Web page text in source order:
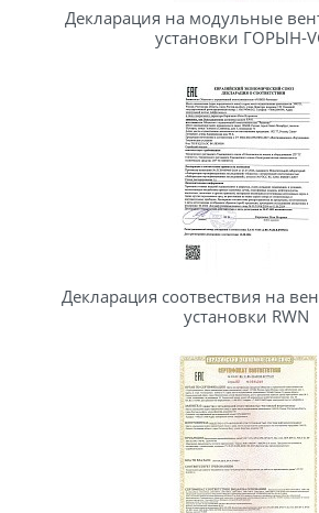
Декларация на модульные
установки ГОРЫН-
Декларация соотвествия на
установки RWN